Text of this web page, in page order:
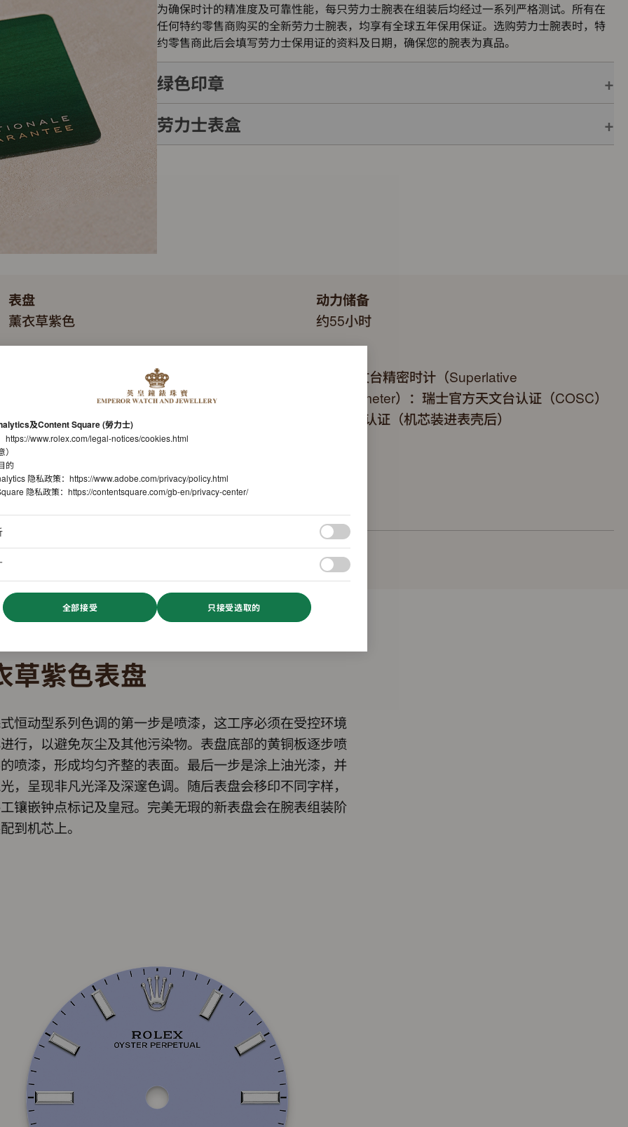
为确保时计的精准度及可靠性能，每只劳力士腕表在组装后均经过一系列严格测试。所有在
任何特约零售商购买的全新劳力士腕表，均享有全球五年保用保证。选购劳力士腕表时，特
约零售商此后会填写劳力士保用证的资料及日期，确保您的腕表为真品。
绿色印章
每只劳力士腕表均附有全球五年保用保证，并附上绿色印章，此印章是超卓天文台精密时计
劳力士表盒
表盘
薰衣草紫色
蚝式（Oyster），三格实心链节
自动上链机械恒动机芯
机芯型号
劳力士2232型机芯
动力储备
约55小时
超卓天文台精密时计（Superlative
Chronometer）：瑞士官方天文台认证（COSC）
+劳力士认证（机芯装进表壳后）
草紫色表盘
恒动型系列色调的第一步是喷漆，这工序必须在受控环境
行，以避免灰尘及其他污染物。表盘底部的黄铜板逐步喷
喷漆，形成均匀齐整的表面。最后一步是涂上油光漆，并
，呈现非凡光泽及深邃色调。随后表盘会移印不同字样，
镶嵌钟点标记及皇冠。完美无瑕的新表盘会在腕表组装阶
到机芯上。
及Content Square (勞力士)
https://www.rolex.com/legal-notices/cookies.html
的
隐私政策： https://www.adobe.com/privacy/policy.html
隐私政策： https://contentsquare.com/gb-en/privacy-center/
全部接受 只接受选取的